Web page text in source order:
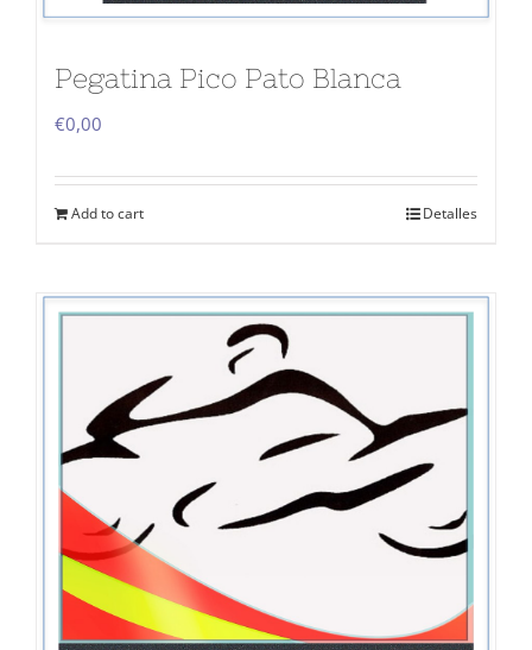
Pegatina Pico Pato Blanca
€0,00
Add to cart Detalles